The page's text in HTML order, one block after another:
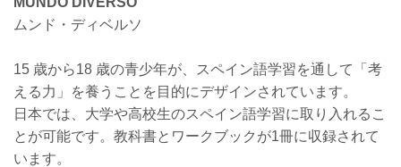
ムンド・ディベルソ
15 歳から18 歳の青少年が、スペイン語学習を通して「考
える力」を養うことを目的にデザインされています。
日本では、大学や高校生のスペイン語学習に取り入れるこ
とが可能です。教科書とワークブックが1冊に収録されて
います。